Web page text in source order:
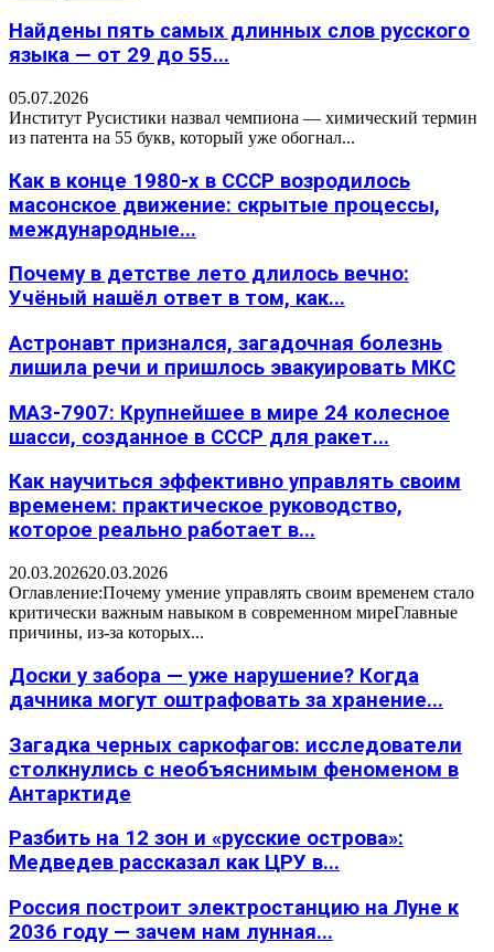
Найдены пять самых длинных слов русского
языка — от 29 до 55...
05.07.2026
Институт Русистики назвал чемпиона — химический термин
из патента на 55 букв, который уже обогнал...
Как в конце 1980-х в СССР возродилось
масонское движение: скрытые процессы,
международные...
Почему в детстве лето длилось вечно:
Учёный нашёл ответ в том, как...
Астронавт признался, загадочная болезнь
лишила речи и пришлось эвакуировать МКС
МАЗ-7907: Крупнейшее в мире 24 колесное
шасси, созданное в СССР для ракет...
Как научиться эффективно управлять своим
временем: практическое руководство,
которое реально работает в...
20.03.202620.03.2026
Оглавление:Почему умение управлять своим временем стало
критически важным навыком в современном миреГлавные
причины, из-за которых...
Доски у забора — уже нарушение? Когда
дачника могут оштрафовать за хранение...
Загадка черных саркофагов: исследователи
столкнулись с необъяснимым феноменом в
Антарктиде
Разбить на 12 зон и «русские острова»:
Медведев рассказал как ЦРУ в...
Россия построит электростанцию на Луне к
2036 году — зачем нам лунная...